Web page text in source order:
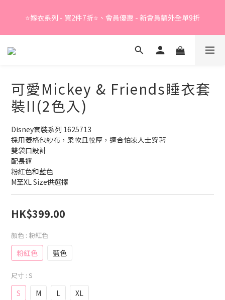
⭐嫁衣系列 - 買2件7折⭐、會員優惠 - 新會員額外全單9折
Summer Sale - 精選睡衣買2件折❤️
可愛Mickey & Friends睡衣套
裝II(2色入)
Disney套裝系列 1625713
採用菱格包紗布，柔軟且較厚，適合怕凍人士穿著
雙袋口設計
配長褲
粉紅色和藍色
M至XL Size供選擇
HK$399.00
顏色 : 粉紅色
粉紅色 藍色
尺寸 : S
S M L XL